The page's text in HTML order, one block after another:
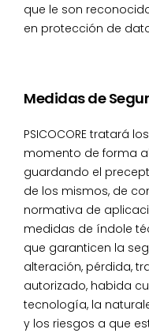
que le son
en protección de
Medidas de
PSICOCORE tratará
momento de forma
guardando el
de los mismos, de
normativa de
medidas de índole
que garanticen la
alteración, pérdida,
autorizado, habida
tecnología, la
y los riesgos a que